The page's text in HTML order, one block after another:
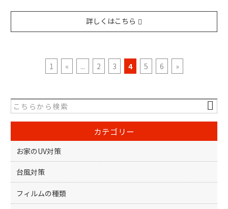
詳しくはこちら
1 « ... 2 3 4 5 6 »
カテゴリー
お家のUV対策
台風対策
フィルムの種類